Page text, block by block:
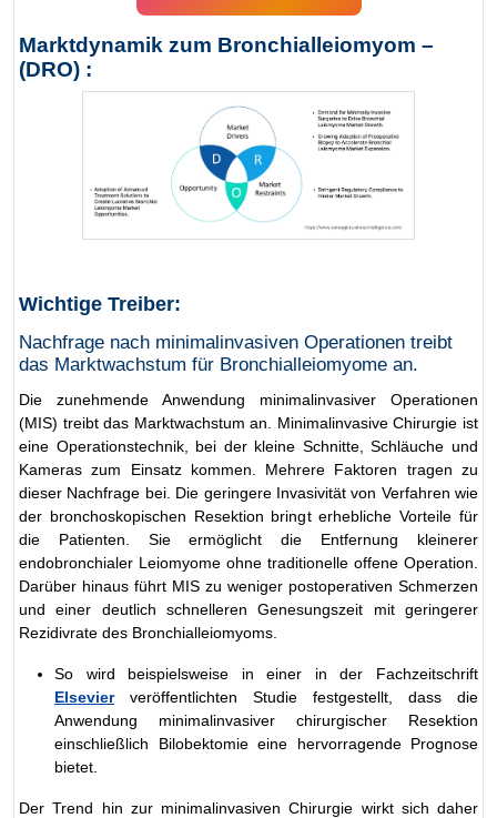
Marktdynamik zum Bronchialleiomyom –
(DRO) :
Wichtige Treiber:
Nachfrage nach minimalinvasiven Operationen treibt
das Marktwachstum für Bronchialleiomyome an.
Die zunehmende Anwendung minimalinvasiver Operationen
(MIS) treibt das Marktwachstum an. Minimalinvasive Chirurgie ist
eine Operationstechnik, bei der kleine Schnitte, Schläuche und
Kameras zum Einsatz kommen. Mehrere Faktoren tragen zu
dieser Nachfrage bei. Die geringere Invasivität von Verfahren wie
der bronchoskopischen Resektion bringt erhebliche Vorteile für
die Patienten. Sie ermöglicht die Entfernung kleinerer
endobronchialer Leiomyome ohne traditionelle offene Operation.
Darüber hinaus führt MIS zu weniger postoperativen Schmerzen
und einer deutlich schnelleren Genesungszeit mit geringerer
Rezidivrate des Bronchialleiomyoms.
So wird beispielsweise in einer in der Fachzeitschrift
Elsevierveröffentlichten Studie festgestellt, dass die
Anwendung minimalinvasiver chirurgischer Resektion
einschließlich Bilobektomie eine hervorragende Prognose
bietet.
Der Trend hin zur minimalinvasiven Chirurgie wirkt sich daher